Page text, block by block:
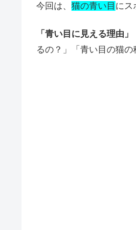
今回は、 猫の青い目 にス
「青い目に見える理由
るの？」「青い目の猫